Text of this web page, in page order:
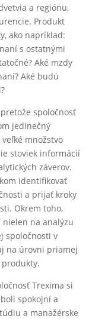
a regiónu,
Produkt
ako napríklad:
s ostatnými
Aké mzdy
Aké budú
spoločnosť
jedinečný
množstvo
stoviek informácií
záverov.
identifikovať
a prijať kroky
Okrem toho,
nielen na analýzu
spoločnosti v
na úrovni priamej
Trexima si
spokojní a
a manažérske